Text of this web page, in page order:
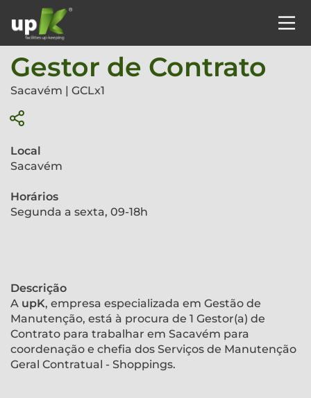
Gestor de Contrato
Sacavém | GCLx1
Local
Sacavém
Horários
Segunda a sexta, 09-18h
Descrição
A upK, empresa especializada em Gestão de
Manutenção, está à procura de 1 Gestor(a) de
Contrato para trabalhar em Sacavém para
coordenação e chefia dos Serviços de Manutenção
Geral Contratual - Shoppings.